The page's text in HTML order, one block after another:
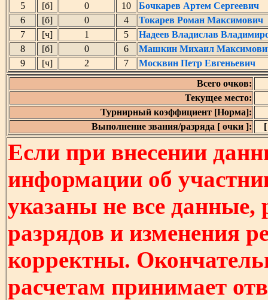
5
[б] 0 10
Бочкарев Артем Сергеевич
6
[б] 0 4
Токарев Роман Максимович
7
[ч] 1 5
Надеев Владислав
8
[б] 0 6
Машкин Михаил
9
[ч] 2 7
Москвин Петр Евгеньевич
Всего очков:
Текущее место:
Турнирный коэффициент [Норма]:
Выполнение звания/разряда [ очки ]:
Если при внесении
информации об
указаны не все
разрядов и изменения
корректны.
расчетам принимает